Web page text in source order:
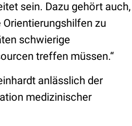
sein. Dazu gehört auch,
zu
schwierige
treffen müssen.“
anlässlich der
medizinischer